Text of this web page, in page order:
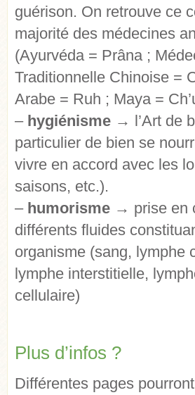
guérison. On retrouve ce
majorité des médecines
(Ayurvéda = Prâna ;
Traditionnelle Chinoise =
Arabe = Ruh ; Maya =
– hygiénisme → l’Art de
particulier de bien se
vivre en accord avec les
saisons, etc.).
– humorisme → prise en
différents fluides
organisme (sang, lymphe
lymphe interstitielle,
cellulaire)
Plus d’infos ?
Différentes pages